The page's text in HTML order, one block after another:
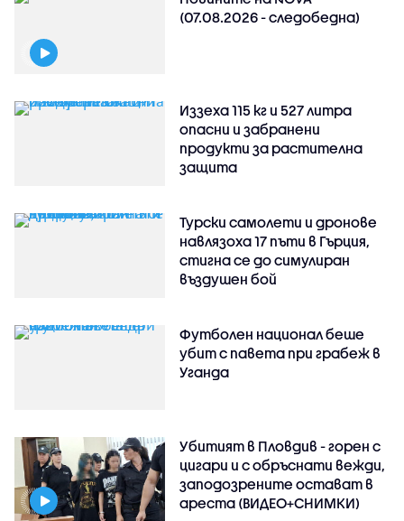
(07.08.2026 - следобедна)
Иззеха 115 кг и 527 литра
опасни и забранени
продукти за растителна
защита
Турски самолети и дронове
навлязоха 17 пъти в Гърция,
стигна се до симулиран
въздушен бой
Футболен национал беше
убит с павета при грабеж в
Уганда
Убитият в Пловдив - горен с
цигари и с обръснати вежди,
заподозрените остават в
ареста (ВИДЕО+СНИМКИ)